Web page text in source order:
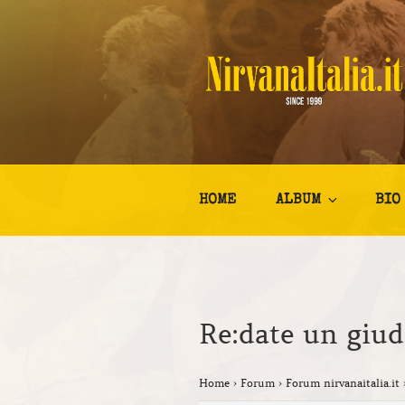
NIRVANA
Kurt Cobain Biografia
HOME ALBUM BIO
Re:date un
Home › Forum › Forum nirvanaitalia.it